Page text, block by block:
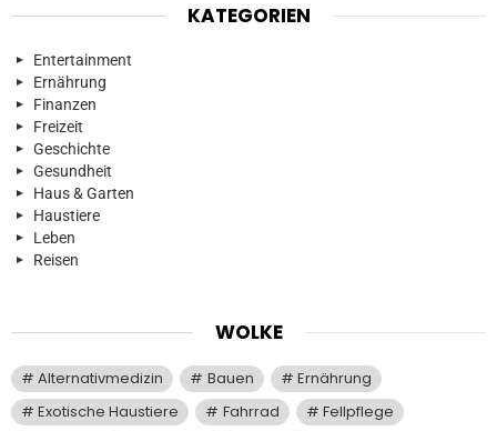
KATEGORIEN
Entertainment
Ernährung
Finanzen
Freizeit
Geschichte
Gesundheit
Haus & Garten
Haustiere
Leben
Reisen
WOLKE
Alternativmedizin Bauen
Ernährung
Exotische Haustiere
Fahrrad
Fellpflege